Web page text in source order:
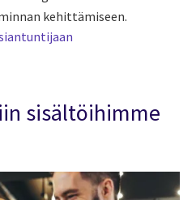
kehittämiseen.
sisältöihimme